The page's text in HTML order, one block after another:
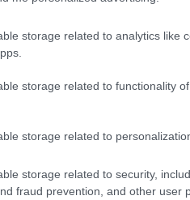
storage related to analytics like
storage related to functionality
storage related to
storage related to security,
fraud prevention, and other user
ha nem tudja, hogy
őt igazolják. A
kultúrára és
se tetszik az
vonni. De lehet, hogy